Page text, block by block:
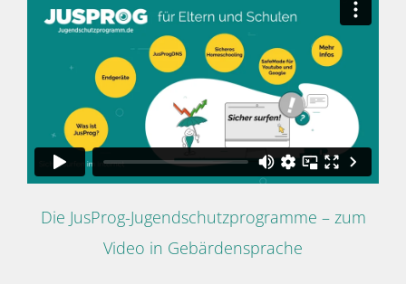
Die JusProg-Jugendschutzprogramme – zum
Video in Gebärdensprache